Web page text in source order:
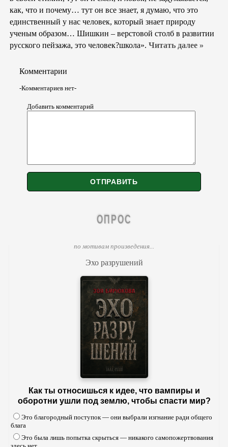
как, что и почему… тут он все знает, я думаю, что это
единственный у нас человек, который знает природу
ученым образом… Шишкин – верстовой столб в развитии
русского пейзажа, это человек?школа». Читать далее »
Комментарии
-Комментариев нет-
Добавить комментарий
ОПРОС
по мотивам произведения...
Эхо разрушений
Как ты относишься к идее, что вампиры и
оборотни ушли под землю, чтобы спасти мир?
Это благородный поступок — они выбрали изгнание ради общего
блага
Это была лишь попытка скрыться — никакого самопожертвования